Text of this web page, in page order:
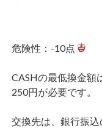
危険性：-10点
CASHの最低換金額
250円が必要です。
交換先は、銀行振込